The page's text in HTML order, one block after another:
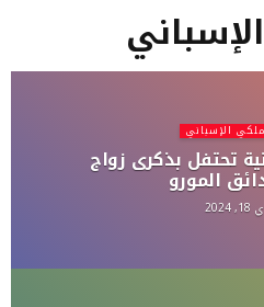
الإسباني
تحتفل بذكرى زواج
المورو